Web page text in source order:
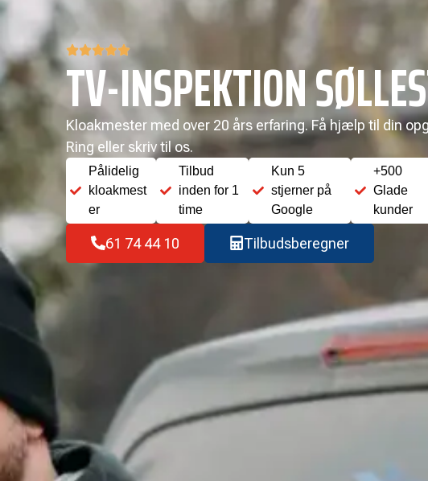
TV-INSPEKTION
Kloakmester med over 20 års erfaring. Få hjælp til din
Ring eller skriv til os.
Pålidelig
kloakmest
er
Tilbud
inden for 1
time
Kun 5
stjerner på
Google
+500
Glade
kunder
61 74 44 10 Tilbudsberegner